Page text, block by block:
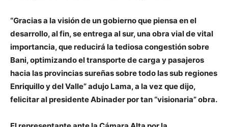
“Gracias a la visión de un gobierno que piensa en el
desarrollo, al fin, se entrega al sur, una obra vial de vital
importancia, que reducirá la tediosa congestión sobre
Bani, optimizando el transporte de carga y pasajeros
hacia las provincias sureñas sobre todo las sub regiones
Enriquillo y del Valle” adujo Lama, a la vez que dijo,
felicitar al presidente Abinader por tan “visionaria” obra.